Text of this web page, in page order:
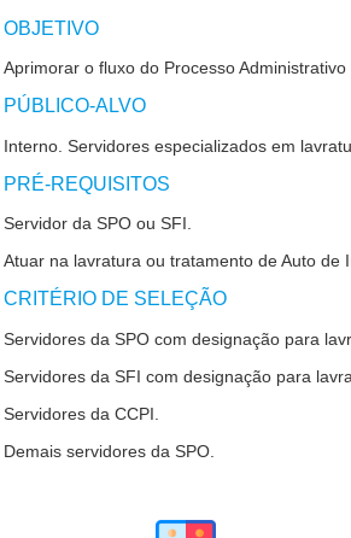
OBJETIVO
Aprimorar o fluxo do Processo
PÚBLICO-ALVO
Interno.Servidores especializados em
PRÉ-REQUISITOS
Servidor da SPO ou SFI.
Atuar na lavratura ou tratamento de Auto de
CRITÉRIO DE SELEÇÃO
Servidores da SPO com designação para
Servidores da SFI com designação para
Servidores da CCPI.
Demais servidores da SPO.